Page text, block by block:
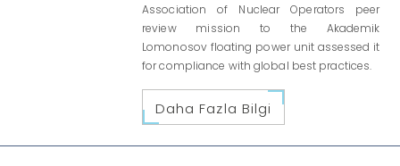
Association of Nuclear Operators peer
review mission to the Akademik
Lomonosov floating power unit assessed it
for compliance with global best practices.
Daha Fazla Bilgi